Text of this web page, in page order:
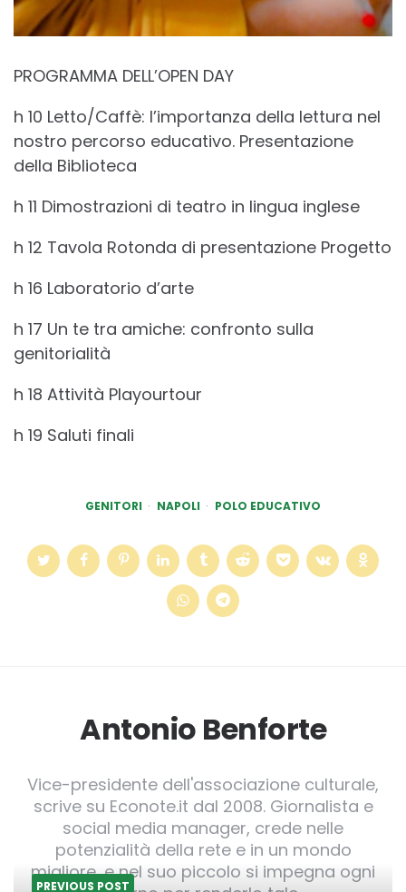
PROGRAMMA DELL’OPEN DAY
h 10 Letto/Caffè: l’importanza della lettura nel
nostro percorso educativo. Presentazione
della Biblioteca
h 11 Dimostrazioni di teatro in lingua inglese
h 12 Tavola Rotonda di presentazione Progetto
h 16 Laboratorio d’arte
h 17 Un te tra amiche: confronto sulla
genitorialità
h 18 Attività Playourtour
h 19 Saluti finali
GENITORI NAPOLI POLO EDUCATIVO
Antonio Benforte
Vice-presidente dell'associazione culturale,
scrive su Econote.it dal 2008. Giornalista e
social media manager, crede nelle
potenzialità della rete e in un mondo
migliore, e nel suo piccolo si impegna ogni
PREVIOUS POST